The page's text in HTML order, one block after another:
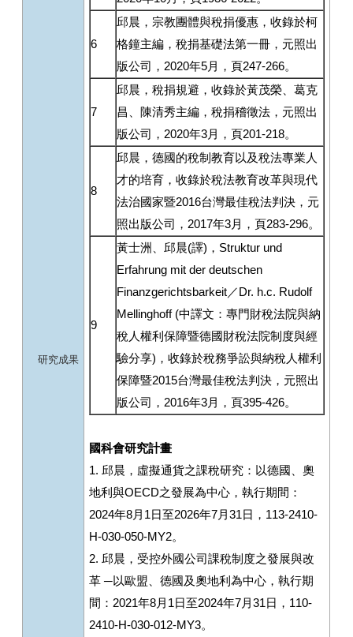
研究成果
6
邱晨，宗教團體與稅捐優惠，收錄於柯
格鐘主編，稅捐基礎法第一冊，元照出
版公司，2020年5月，頁247-266。
7
邱晨，稅捐規避，收錄於黃茂榮、葛克
昌、陳清秀主編，稅捐稽徵法，元照出
版公司，2020年3月，頁201-218。
8
邱晨，德國的稅制教育以及稅法專業人
才的培育，收錄於稅法教育改革與現代
法治國家暨2016台灣最佳稅法判決，元
照出版公司，2017年3月，頁283-296。
9
黃士洲、邱晨(譯)，Struktur und
Erfahrung mit der deutschen
Finanzgerichtsbarkeit／Dr. h.c. Rudolf
Mellinghoff (中譯文：專門財稅法院與納
稅人權利保障暨德國財稅法院制度與經
驗分享)，收錄於稅務爭訟與納稅人權利
保障暨2015台灣最佳稅法判決，元照出
版公司，2016年3月，頁395-426。
國科會研究計畫
1. 邱晨，虛擬通貨之課稅研究：以德國、奧
地利與OECD之發展為中心，執行期間：
2024年8月1日至2026年7月31日，113-2410-
H-030-050-MY2。
2. 邱晨，受控外國公司課稅制度之發展與改
革 ─以歐盟、德國及奧地利為中心，執行期
間：2021年8月1日至2024年7月31日，110-
2410-H-030-012-MY3。